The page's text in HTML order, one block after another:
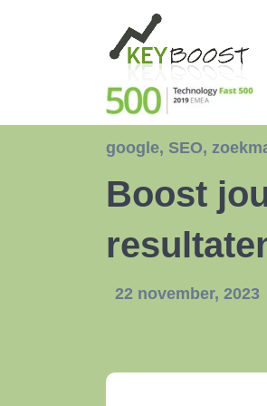
google, SEO,
Boost
22 november, 2023